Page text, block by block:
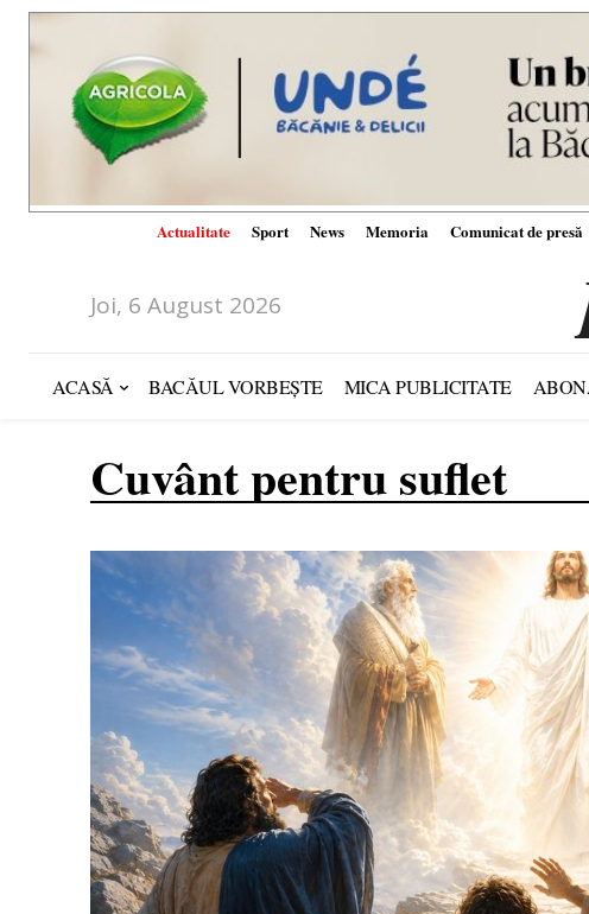
Actualitate Sport News Memoria Comunicat de presă
Joi, 6 August 2026
ACASĂ BACĂUL VORBEȘTE MICA PUBLICITATE
Cuvânt pentru suflet